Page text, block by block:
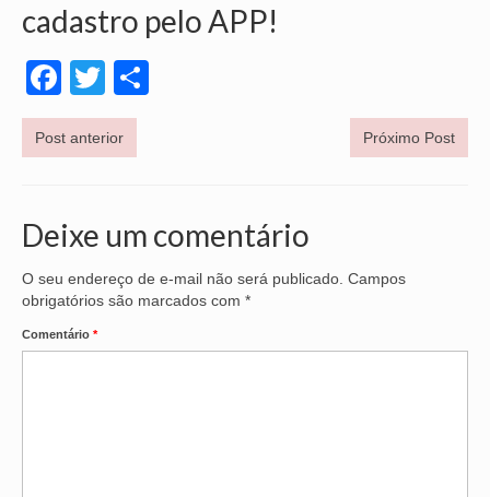
SOLIDARIEDADE
TÉCNICOS JUDICIÁRIOS
cadastro pelo APP!
Facebook
Twitter
Post anterior Próximo Post
Deixe um comentário
O seu endereço de e-mail não será publicado. Campos
obrigatórios são marcados com *
Comentário *